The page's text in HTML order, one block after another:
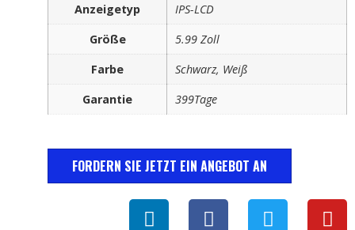
Anzeigetyp
IPS-LCD
Größe
5.99 Zoll
Farbe
Schwarz, Weiß
Garantie
399Tage
FORDERN SIE JETZT EIN ANGEBOT AN